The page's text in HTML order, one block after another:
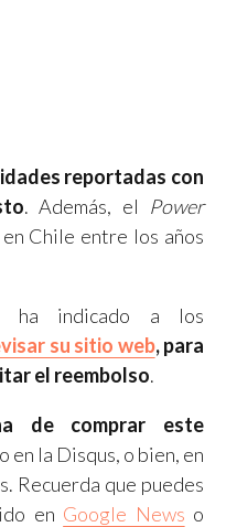
reportadas con
. Además, el Power
Chile entre los años
ha indicado a los
su sitio web, para
el reembolso.
de comprar este
en la Disqus, o bien, en
Recuerda que puedes
en Google News o